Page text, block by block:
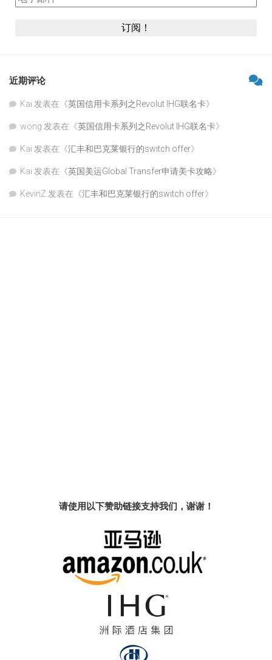
近期评论
Kai 发表在《英国信用卡系列之Revolut IHG联名卡》
wong 发表在《英国信用卡系列之Revolut IHG联名卡》
Kai 发表在《汇丰和巴克莱银行的switch offer》
Kai 发表在《英国美运Global Transfer申请美卡攻略》
KevinZ 发表在《汇丰和巴克莱银行的switch offer》
请使用以下赞助链接支持我们，谢谢！